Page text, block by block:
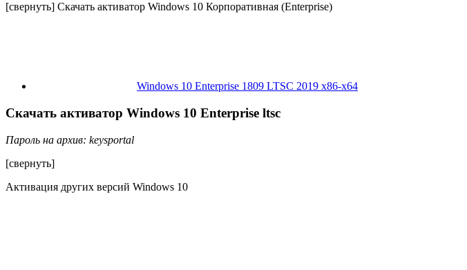
[свернуть] Скачать активатор Windows 10 Корпоративная (Enterprise)
Windows 10 Enterprise 1809 LTSC 2019 x86-x64
Скачать активатор Windows 10 Enterprise ltsc
Пароль на архив: keysportal
[свернуть]
Активация других версий Windows 10